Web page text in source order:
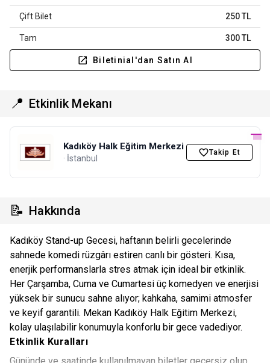
Çift Bilet 250 TL
Tam 300 TL
Biletinial'dan Satın Al
📍 Etkinlik Mekanı
Kadıköy Halk Eğitim Merkezi
· İstanbul
Takip Et
📝 Hakkında
Kadıköy Stand-up Gecesi, haftanın belirli gecelerinde
sahnede komedi rüzgârı estiren canlı bir gösteri. Kısa,
enerjik performanslarla stres atmak için ideal bir etkinlik.
Her Çarşamba, Cuma ve Cumartesi üç komedyen ve enerjisi
yüksek bir sunucu sahne alıyor; kahkaha, samimi atmosfer
ve keyif garantili. Mekan Kadıköy Halk Eğitim Merkezi,
kolay ulaşılabilir konumuyla konforlu bir gece vadediyor.
Etkinlik Kuralları